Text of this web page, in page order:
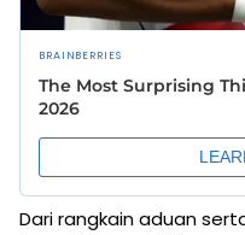
Dari rangkain aduan